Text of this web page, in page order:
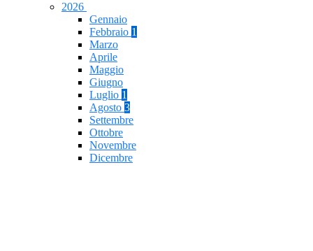
2026
Gennaio
Febbraio 1
Marzo
Aprile
Maggio
Giugno
Luglio 1
Agosto 3
Settembre
Ottobre
Novembre
Dicembre